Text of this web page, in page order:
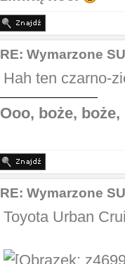
RE: Wymarzone
Hah ten czarno-
Ooo, boże,
RE: Wymarzone
Toyota Urban